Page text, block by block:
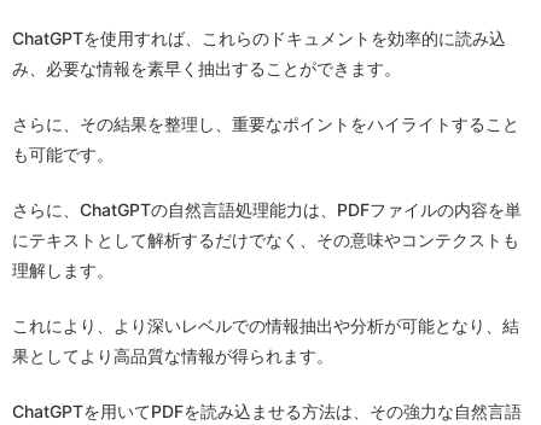
ChatGPTを使用すれば、これらのドキュメントを効率的に読み込
み、必要な情報を素早く抽出することができます。
さらに、その結果を整理し、重要なポイントをハイライトすること
も可能です。
さらに、ChatGPTの自然言語処理能力は、PDFファイルの内容を単
にテキストとして解析するだけでなく、その意味やコンテクストも
理解します。
これにより、より深いレベルでの情報抽出や分析が可能となり、結
果としてより高品質な情報が得られます。
ChatGPTを用いてPDFを読み込ませる方法は、その強力な自然言語